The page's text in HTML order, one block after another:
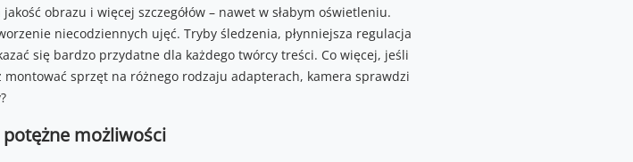
obrazu i więcej szczegółów – nawet w słabym oświetleniu.
niecodziennych ujęć. Tryby śledzenia, płynniejsza regulacja
się bardzo przydatne dla każdego twórcy treści. Co więcej, jeśli
sprzęt na różnego rodzaju adapterach, kamera sprawdzi
możliwości